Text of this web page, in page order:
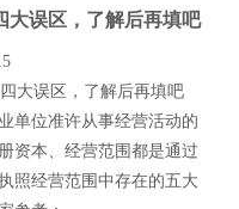
大误区，了解后再填吧
位准许从事经营活动的
资本、经营范围都是通过
照经营范围中存在的五大